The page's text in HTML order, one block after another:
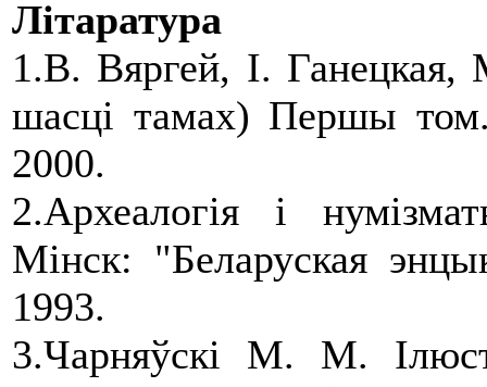
Літаратура
1.В. Вяргей, І.
шасці тамах) Першы
2000.
2.Археалогія і
Мінск: "Беларуская
1993.
3.Чарняўскі М. М.